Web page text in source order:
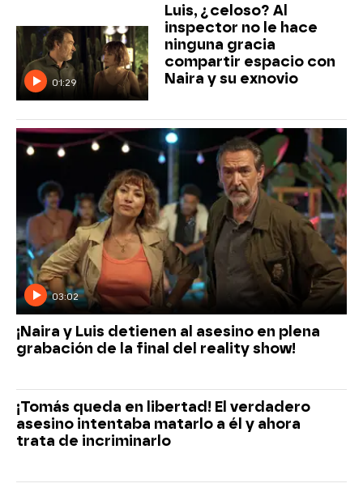
01:29
Luis, ¿celoso? Al
inspector no le hace
ninguna gracia
compartir espacio con
Naira y su exnovio
03:02
¡Naira y Luis detienen al asesino en plena
grabación de la final del reality show!
¡Tomás queda en libertad! El verdadero
asesino intentaba matarlo a él y ahora
trata de incriminarlo